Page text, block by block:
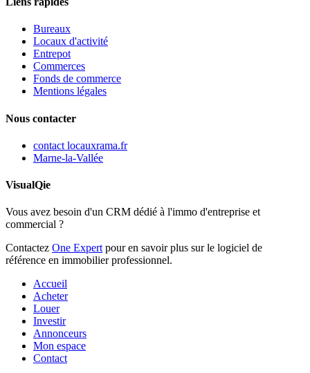
Bureaux
Locaux d'activité
Entrepot
Commerces
Fonds de commerce
Mentions légales
Nous contacter
contact locauxrama.fr
Marne-la-Vallée
VisualQie
Vous avez besoin d'un CRM dédié à l'immo d'entreprise et
commercial ?
Contactez One Expertpour en savoir plus sur le logiciel de
référence en immobilier professionnel.
Accueil
Acheter
Louer
Investir
Annonceurs
Mon espace
Contact